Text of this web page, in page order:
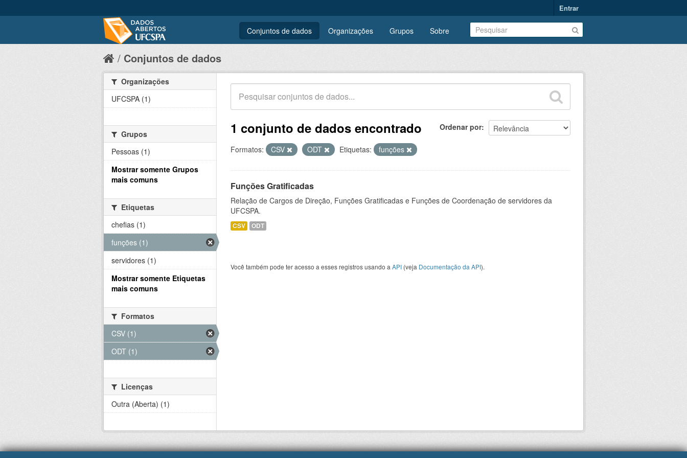
Entrar
Conjuntos de dados Organizações Grupos Sobre
Conjuntos de dados
Ordenar por
1 conjunto de dados encontrado
Formatos: CSV ODT Etiquetas: funções
Funções Gratificadas
Relação de Cargos de Direção, Funções Gratificadas e Funções de Coordenação de servidores da
UFCSPA.
CSV ODT
Você também pode ter acesso a esses registros usando a API (veja Documentação da API).
Organizações
UFCSPA (1)
Grupos
Pessoas (1)
Mostrar somente Grupos
mais comuns
Etiquetas
chefias (1)
funções (1)
servidores (1)
Mostrar somente Etiquetas
mais comuns
Formatos
CSV (1)
ODT (1)
Licenças
Outra (Aberta) (1)